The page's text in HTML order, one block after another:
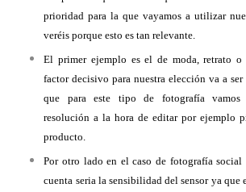
prioridad para la que vayamos a utilizar
veréis porque esto es tan relevante.
El primer ejemplo es el de moda, retrato
factor decisivo para nuestra elección va a
que para este tipo de fotografía vamos
resolución a la hora de editar por ejemplo
producto.
Por otro lado en el caso de fotografía social
cuenta seria la sensibilidad del sensor ya que